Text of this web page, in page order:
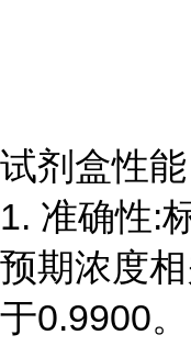
试剂盒性能
1. 准确性:
预期浓度
于0.9900。